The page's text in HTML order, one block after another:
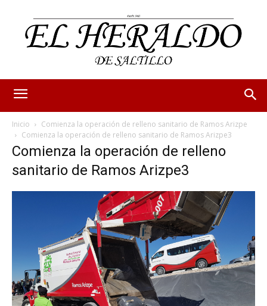
Inicio
Comienza la operación de relleno sanitario de Ramos Arizpe
Comienza la operación de relleno sanitario de Ramos Arizpe3
Comienza la operación de relleno
sanitario de Ramos Arizpe3